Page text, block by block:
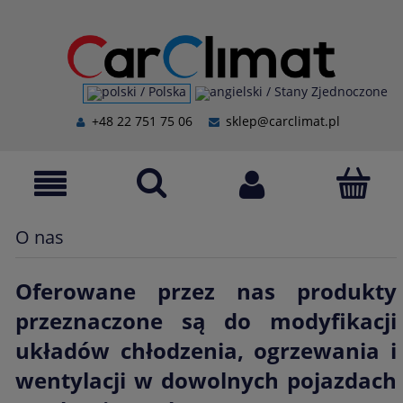
+48 22 751 75 06 sklep@carclimat.pl
O nas
Oferowane przez nas produkty
przeznaczone są do modyfikacji
układów chłodzenia, ogrzewania i
wentylacji w dowolnych pojazdach